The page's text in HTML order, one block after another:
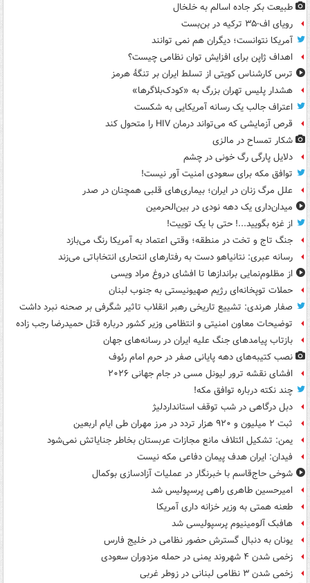
طبیعت بکر جاده اسالم به خلخال
رویای اف-۳۵ ترکیه در بن‌بست
آمریکا نتوانست؛ دیگران هم نمی توانند
اهداف ژاپن برای افزایش توان نظامی چیست؟
ترس کارشناس کویتی از تسلط ایران بر تنگۀ هرمز
هشدار پلیس تهران بزرگ به «کودک‌بلاگرها»
اعتراف جالب یک رسانه آمریکایی به شکست
قرص آزمایشی که می‌تواند درمان HIV را متحول کند
شکار تمساح در مالزی
دلایل پارگی رگ خونی در چشم
توافق مکه برای سعودی امنیت آور نیست!
علل مرگ زنان در ایران؛ بیماری‌های قلبی همچنان در صدر
میدان‌داری یک دهه نودی در بین‌الحرمین
از غزه بگویید...! حتی با یک توییت!
جنگ تاج و تخت در منطقه؛ وقتی اعتماد به آمریکا رنگ می‌بازد
رسانه عبری: نتانیاهو دست به رفتارهای انتحاری انتخاباتی می‌زند
از مظلوم‌نمایی براندازها تا افشای دروغ مراد ویسی
حملات توپخانه‌ای رژیم صهیونیستی به جنوب لبنان
صفار هرندی: تشییع تاریخی رهبر انقلاب تاثیر شگرفی بر صحنه نبرد داشت
توضیحات معاون امنیتی و انتظامی وزیر کشور درباره قتل حمیدرضا رجب زاده
بازتاب پیامدهای جنگ علیه ایران در رسانه‌های جهان
نصب کتیبه‌های دهه پایانی صفر در حرم امام رئوف
افشای نقشه ترور لیونل مسی در جام جهانی ۲۰۲۶
چند نکته درباره توافق مکه!
دبل درگاهی در شب توقف استانداردلیژ
ثبت ۲ میلیون و ۹۲۰ هزار تردد در مرز مهران طی ایام اربعین
یمن: تشکیل ائتلاف مانع مجازات عربستان بخاطر جنایاتش نمی‌شود
فیدان: ایران هدف پیمان دفاعی مکه نیست
شوخی حاج‌قاسم با خبرنگار در عملیات آزادسازی بوکمال
امیرحسین طاهری راهی پرسپولیس شد
طعنه همتی به وزیر خزانه داری آمریکا
هافبک آلومینیوم پرسپولیسی شد
یونان به دنبال گسترش حضور نظامی در خلیج فارس
زخمی شدن ۴ شهروند یمنی در حمله مزدوران سعودی
زخمی شدن ۳ نظامی لبنانی در زوطر غربی